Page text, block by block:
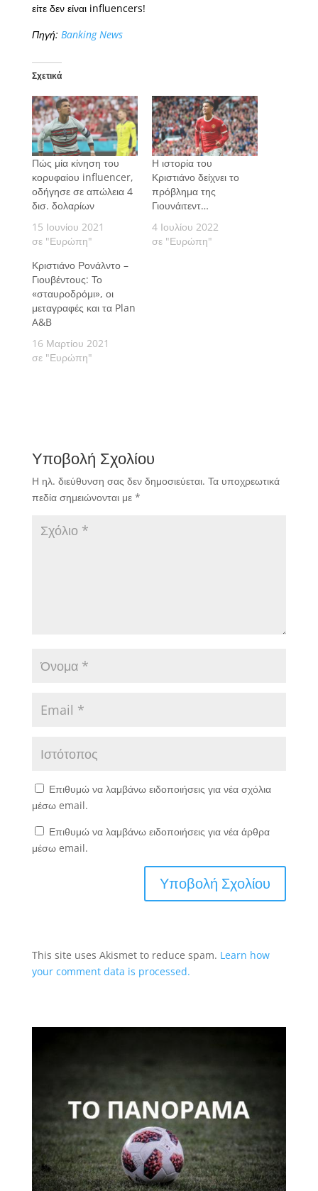
είτε δεν είναι influencers!
Πηγή: Banking News
Σχετικά
Πώς μία κίνηση του
κορυφαίου influencer,
οδήγησε σε απώλεια 4
δισ. δολαρίων
15 Ιουνίου 2021
σε "Ευρώπη"
Η ιστορία του
Κριστιάνο δείχνει το
πρόβλημα της
Γιουνάιτεντ…
4 Ιουλίου 2022
σε "Ευρώπη"
Κριστιάνο Ρονάλντο –
Γιουβέντους: Το
«σταυροδρόμι», οι
μεταγραφές και τα Plan
A&B
16 Μαρτίου 2021
σε "Ευρώπη"
Υποβολή Σχολίου
Η ηλ. διεύθυνση σας δεν δημοσιεύεται. Τα υποχρεωτικά
πεδία σημειώνονται με *
Επιθυμώ να λαμβάνω ειδοποιήσεις για νέα σχόλια
μέσω email.
Επιθυμώ να λαμβάνω ειδοποιήσεις για νέα άρθρα
μέσω email.
This site uses Akismet to reduce spam. Learn how
your comment data is processed.